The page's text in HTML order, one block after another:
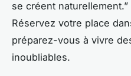
se créent
Réservez votre place
préparez-vous à vivre
inoubliables.